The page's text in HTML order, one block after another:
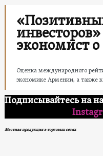
экономист
Оценка международного
экономике Армении, а также
Подписывайтесь на
Местная продукция в торговых сетях